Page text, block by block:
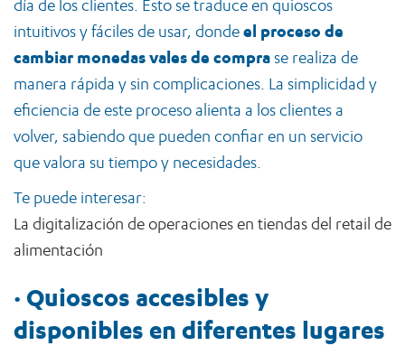
día de los clientes. Esto se traduce en quioscos
intuitivos y fáciles de usar, dondeel proceso de
cambiar monedas vales de compra se realiza de
manera rápida y sin complicaciones. La simplicidad y
eficiencia de este proceso alienta a los clientes a
volver, sabiendo que pueden confiar en un servicio
que valora su tiempo y necesidades.
Te puede interesar:
La digitalización de operaciones en tiendas del retail de
alimentación
· Quioscos accesibles y
disponibles en diferentes lugares